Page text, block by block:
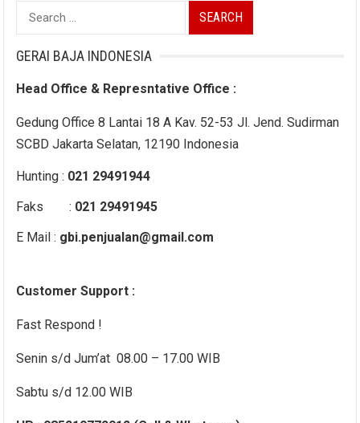
Search
for:
GERAI BAJA INDONESIA
Head Office & Represntative Office :
Gedung Office 8 Lantai 18 A Kav. 52-53 Jl. Jend. Sudirman
SCBD Jakarta Selatan, 12190 Indonesia
Hunting : 021 29491944
Faks : 021 29491945
E Mail : gbi.penjualan@gmail.com
Customer Support :
Fast Respond !
Senin s/d Jum’at 08.00 – 17.00 WIB
Sabtu s/d 12.00 WIB